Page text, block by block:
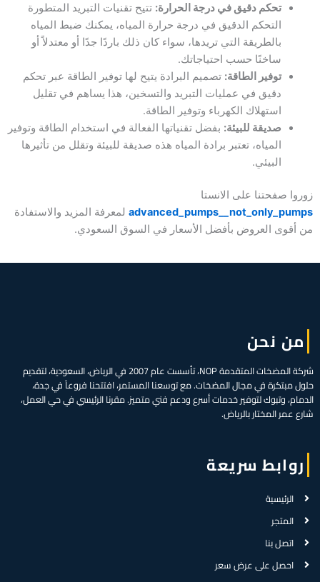
تحكم دقيق في درجة الحرارة: تتيح تقنيات التبريد المتطورة
التحكم الدقيق في درجة حرارة المياه، يمكنك ضبط المياه
بالطريقة التي تريدها، سواء كان ذلك باردًا جدًا أو معتدلاً أو
ساخنًا حسب احتياجاتك.
توفير الطاقة: تصميم البرادة يتيح لها توفير الطاقة عبر تحكم
دقيق في عمليات التبريد والتسخين، هذا يساهم في تقليل
استهلاك الكهرباء وتوفير الطاقة.
صديقة للبيئة: بفضل تقنياتها الفعالة في استخدام الطاقة وتوفير
المياه، تعتبر برادة المياه هذه صديقة للبيئة وتقلل من تأثيرها
البيئي.
زوروا صفحتنا على الانستا
advanced_pumps__not_only_pumps لمعرفة المزيد والاستفادة
من أقوى العروض بأفضل الأسعار في السوق السعودي.
من نحن
شركة المضخات المتقدمة NOP، تأسست عام 2007 في الرياض، السعودية، لتقديم
حلول مبتكرة في مجال المضخات. مع توسعنا المستمر، افتتحنا فروعاً في جدة،
الدمام، وتبوك لتوفير خدمات أسرع ودعم فني متميز. مقرنا الرئيسي في حي العمل،
شارع عمر المختار بالرياض.
روابط سريعة
الرئيسية
المتجر
اتصل بنا
احصل على عرض سعر